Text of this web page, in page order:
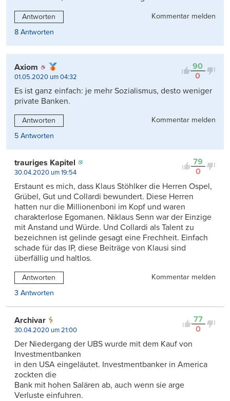
Antworten
Kommentar melden
8 Antworten
90
0
Axiom
01.05.2020 um 04:32
Es ist ganz einfach: je mehr Sozialismus, desto weniger
private Banken.
Antworten
Kommentar melden
5 Antworten
79
0
trauriges Kapitel
30.04.2020 um 19:54
Erstaunt es mich, dass Klaus Stöhlker die Herren Ospel,
Grübel, Gut und Collardi bewundert. Diese Herren
hatten nur die Millionenboni im Kopf und waren
charakterlose Egomanen. Niklaus Senn war der Einzige
mit Anstand und Würde. Und Collardi als Talent zu
bezeichnen ist gelinde gesagt eine Frechheit. Einfach
schade für das IP, diese Beiträge von Klausi sind
überfällig und haltlos.
Antworten
Kommentar melden
3 Antworten
77
0
Archivar
30.04.2020 um 21:00
Der Niedergang der UBS wurde mit dem Kauf von
Investmentbanken
in den USA eingeläutet. Investmentbanker in America
zockten die
Bank mit hohen Salären ab, auch wenn sie arge
Verluste einfuhren.